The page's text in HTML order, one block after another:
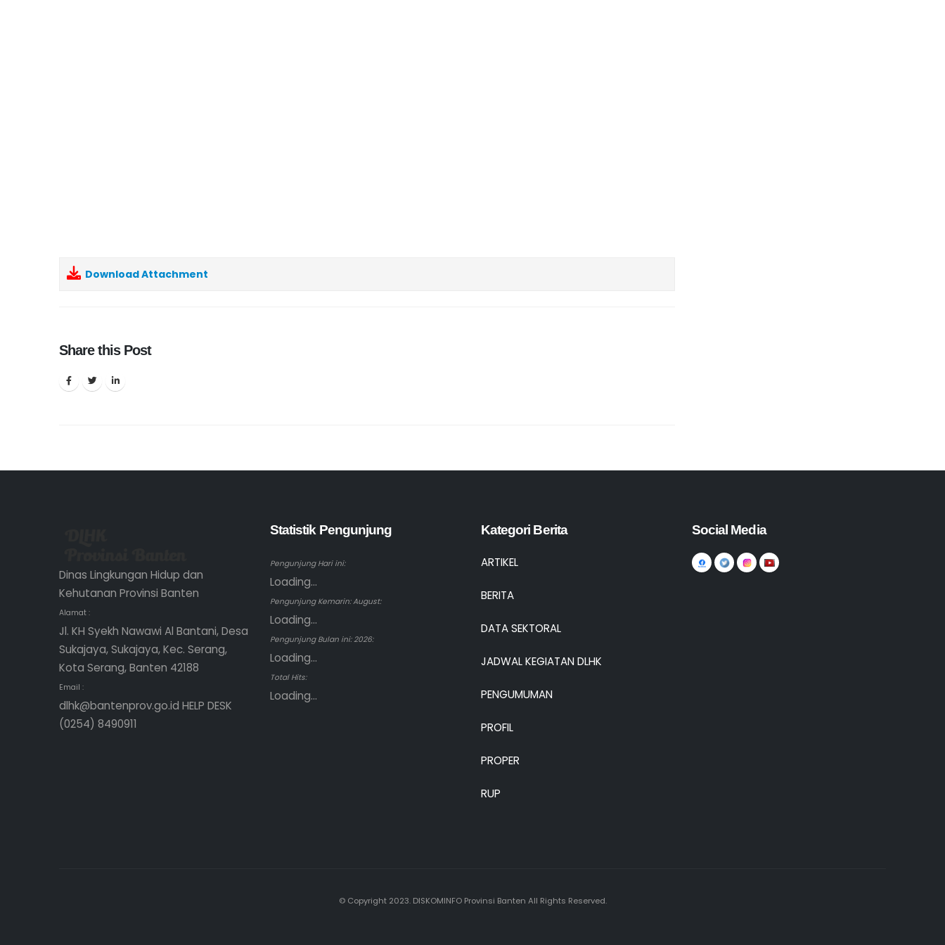
Download Attachment
Share this Post
Dinas Lingkungan Hidup dan
Kehutanan Provinsi Banten
Alamat :
Jl. KH Syekh Nawawi Al Bantani, Desa
Sukajaya, Sukajaya, Kec. Serang,
Kota Serang, Banten 42188
Email :
dlhk@bantenprov.go.id HELP DESK
(0254) 8490911
Statistik Pengunjung
Pengunjung Hari ini:
Loading...
Pengunjung Kemarin: August:
Loading...
Pengunjung Bulan ini: 2026:
Loading...
Total Hits:
Loading...
Kategori Berita
ARTIKEL
BERITA
DATA SEKTORAL
JADWAL KEGIATAN DLHK
PENGUMUMAN
PROFIL
PROPER
RUP
Social Media
© Copyright 2023. DISKOMINFO Provinsi Banten All Rights Reserved.